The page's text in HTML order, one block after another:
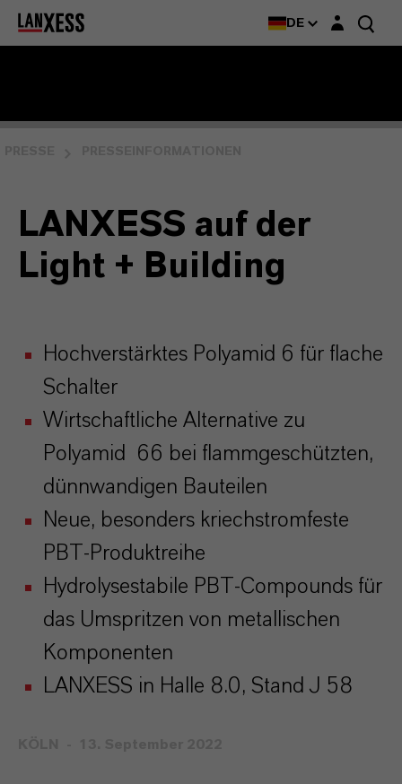
DE Login-Maske
LANXESS auf der
Light + Building
Hochverstärktes Polyamid 6 für flache
Schalter
Wirtschaftliche Alternative zu
Polyamid 66 bei flammgeschützten,
dünnwandigen Bauteilen
Neue, besonders kriechstromfeste
PBT-Produktreihe
Hydrolysestabile PBT-Compounds für
das Umspritzen von metallischen
Komponenten
LANXESS in Halle 8.0, Stand J 58